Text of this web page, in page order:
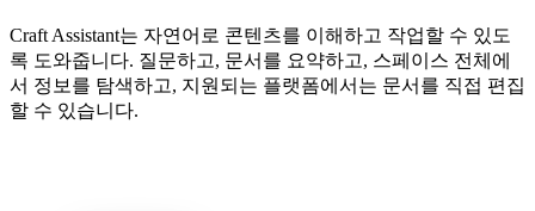
Craft Assistant는 자연어로 콘텐츠를 이해하고 작업할 수 있도
록 도와줍니다. 질문하고, 문서를 요약하고, 스페이스 전체에
서 정보를 탐색하고, 지원되는 플랫폼에서는 문서를 직접 편집
할 수 있습니다.